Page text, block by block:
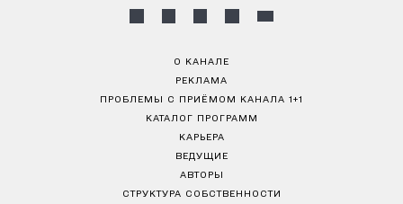
О КАНАЛЕ
РЕКЛАМА
ПРОБЛЕМЫ С ПРИЁМОМ КАНАЛА 1+1
КАТАЛОГ ПРОГРАММ
КАРЬЕРА
ВЕДУЩИЕ
АВТОРЫ
СТРУКТУРА СОБСТВЕННОСТИ